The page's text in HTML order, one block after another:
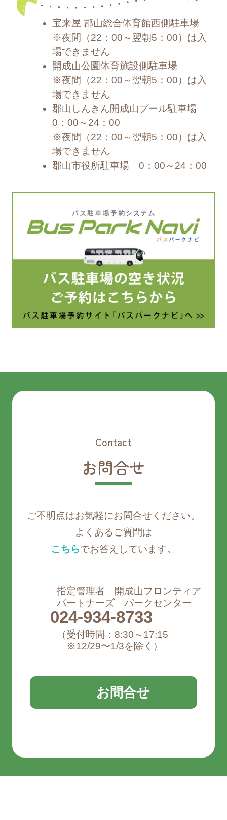
宝来屋 郡山総合体育館西側駐車場
※夜間（22：00～翌朝5：00）は入
場できません
開成山公園体育施設側駐車場
※夜間（22：00～翌朝5：00）は入
場できません
郡山しんきん開成山プール駐車場
0：00～24：00
※夜間（22：00～翌朝5：00）は入
場できません
郡山市役所駐車場 0：00～24：00
Contact
お問合せ
ご不明点はお気軽にお問合せください。
よくあるご質問は
こちらでお答えしています。
指定管理者 開成山フロンティア
パートナーズパークセンター
024-934-8733
（受付時間：8:30～17:15
※12/29〜1/3を除く）
お問合せ